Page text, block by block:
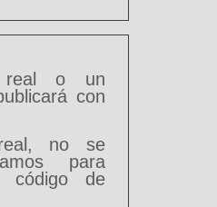
real o un
con
no se
para
código de